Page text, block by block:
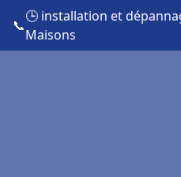
📞
🕒 installation et
Maisons